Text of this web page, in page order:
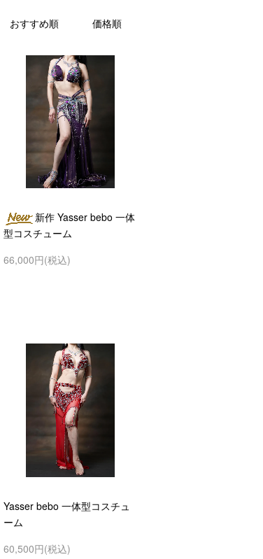
おすすめ順 価格順
新作 Yasser bebo 一体
型コスチューム
66,000円(税込)
Yasser bebo 一体型コスチュ
ーム
60,500円(税込)